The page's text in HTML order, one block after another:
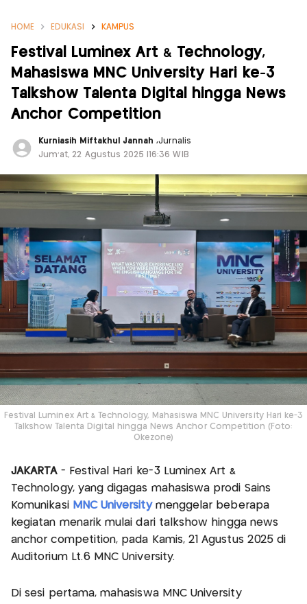
HOME EDUKASI KAMPUS
Festival Luminex Art & Technology,
Mahasiswa MNC University Hari ke-3
Talkshow Talenta Digital hingga News
Anchor Competition
Kurniasih Miftakhul Jannah,Jurnalis
Jum'at, 22 Agustus 2025 |16:36 WIB
Festival Luminex Art & Technology, Mahasiswa MNC University Hari ke-3
Talkshow Talenta Digital hingga News Anchor Competition (Foto:
Okezone)
JAKARTA - Festival Hari ke-3 Luminex Art &
Technology, yang digagas mahasiswa prodi Sains
Komunikasi MNC Universitymenggelar beberapa
kegiatan menarik mulai dari talkshow hingga news
anchor competition, pada Kamis, 21 Agustus 2025 di
Auditorium Lt.6 MNC University.
Di sesi pertama, mahasiswa MNC University